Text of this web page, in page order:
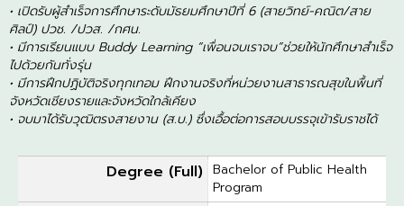
• เปิดรับผู้สำเร็จการศึกษาระดับมัธยมศึกษาปีที่ 6 (สายวิทย์-คณิต/สาย
ศิลป์) ปวช. /ปวส. /กศน.
• มีการเรียนแบบ Buddy Learning “เพื่อนจบเราจบ”ช่วยให้นักศึกษาสำเร็จ
ไปด้วยกันทั่งรุ่น
• มีการฝึกปฏิบัติจริงทุกเทอม ฝึกงานจริงที่หน่วยงานสาธารณสุขในพื้นที่
จังหวัดเชียงรายและจังหวัดใกล้เคียง
• จบมาได้รับวุฒิตรงสายงาน (ส.บ.) ซึ่งเอื้อต่อการสอบบรรจุเข้ารับราชได้
Degree (Full) Bachelor of Public Health
Program